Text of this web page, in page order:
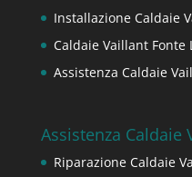
Installazione Caldaie
Caldaie Vaillant Fonte
Assistenza Caldaie
Assistenza Caldaie
Riparazione Caldaie